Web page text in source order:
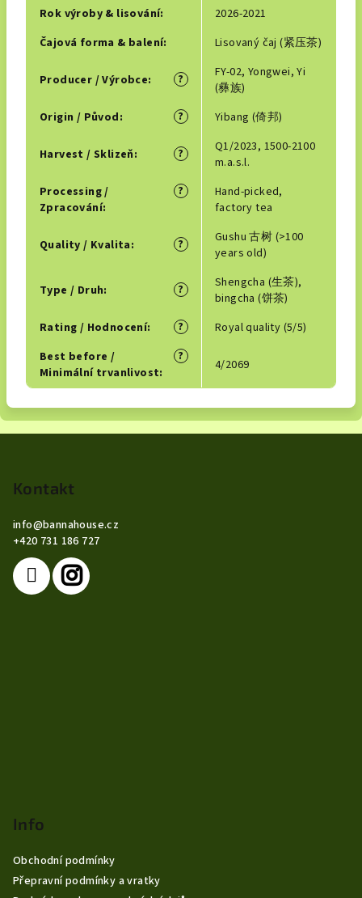
Rok výroby & lisování:
2026-2021
Čajová forma & balení: Lisovaný čaj (紧压茶)
?
Producer / Výrobce:
FY-02, Yongwei, Yi
(彝族)
?
Origin / Původ: Yibang (倚邦)
?
Harvest / Sklizeň:
Q1/2023, 1500-2100
m.a.s.l.
?
Processing /
Zpracování:
Hand-picked,
factory tea
?
Quality / Kvalita:
Gushu 古树 (>100
years old)
?
Type / Druh:
Shengcha (生茶),
bingcha (饼茶)
?
Rating / Hodnocení:
Royal quality (5/5)
?
Best before /
Minimální trvanlivost: 4/2069
Kontakt
info@bannahouse.cz
+420 731 186 727
Info
Obchodní podmínky
Přepravní podmínky a vratky